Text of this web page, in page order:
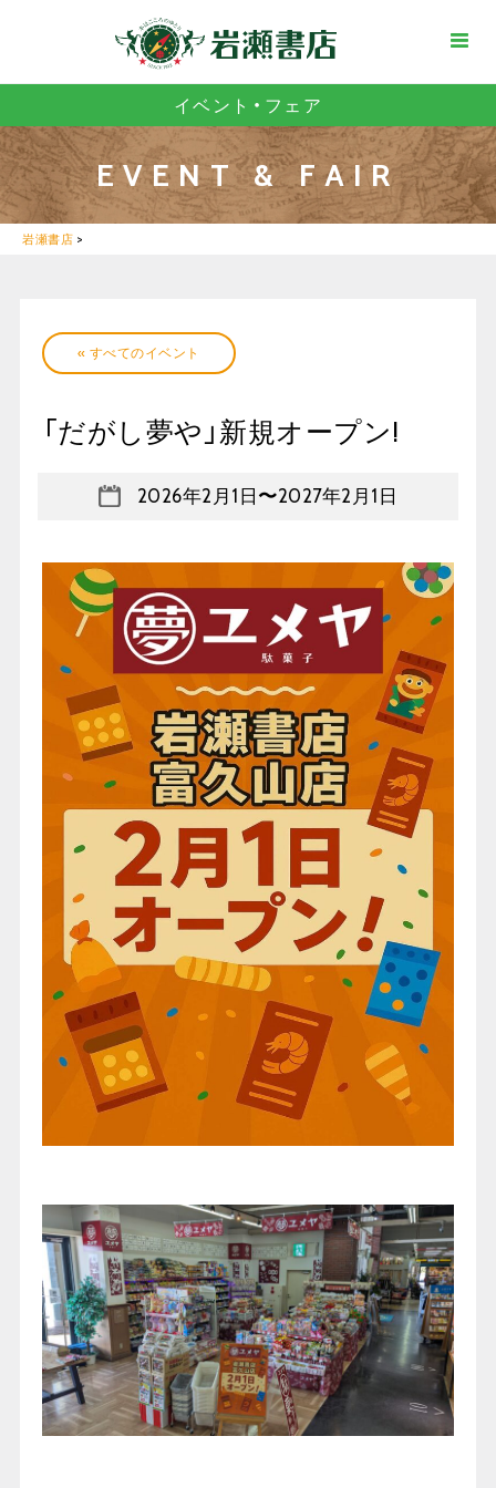
イベント・フェア
EVENT & FAIR
岩瀬書店 >
« すべてのイベント
「だがし夢や」新規オープン!
2026年2月1日 〜2027年2月1日